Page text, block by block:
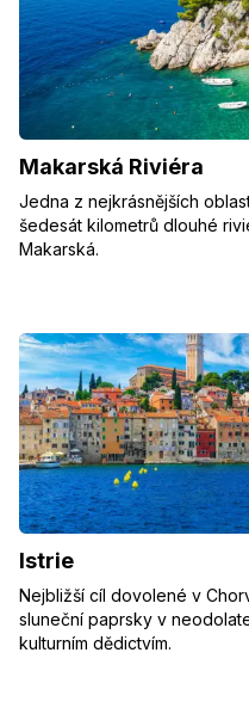
Makarská Riviéra
Jedna z nejkrásnějších
šedesát kilometrů dlouhé
Makarská.
Istrie
Nejbližší cíl dovolené v
sluneční paprsky v
kulturním dědictvím.